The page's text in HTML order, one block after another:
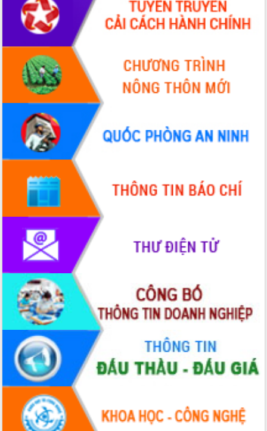
Tập huấn ứng dụng trí tuệ nhân tạo (AI)
trong thương mại điện tử năm 2026
Đoàn đại biểu Quốc hội tỉnh Đắk Lắk
trao đổi thông tin trước Kỳ họp thứ
nhất, Quốc hội khóa XVI
Quyết liệt cải cách hành chính, khơi
thông nguồn lực phát triển
Nâng cao hiệu lực, hiệu quả HĐND
tỉnh thông qua hiện đại hóa hành chính
Xã Ea Phê gắn cải cách hành chính với
chuyển đổi số
Phó Chủ tịch Thường trực UBND tỉnh
Hồ Thị Nguyên Thảo làm việc tại Trung
tâm Phục vụ hành chính công xã Ea
Xây dựng nền hành chính số đồng
hành cùng nông dân dân, doanh nghiệp
Giai đoạn 2026-2030, Đắk Lắk phấn
đấu có 77% xã đạt chuẩn nông thôn
Chuyển đổi số 'mở đường' cho nông
nghiệp Đắk Lắk tăng trưởng bứt phá
Triển khai đồng bộ đo đạc, lập hồ sơ
địa chính, hoàn thiện cơ sở dữ liệu đất
Ứng dụng sinh trắc học - Bước tiến
trong hành trình chuyển đổi số tại Đắk
Lắk
Đắk Lắk nâng cao hiệu quả công tác
Đảng từ Sổ tay đảng viên điện tử
Đắk Lắk đẩy mạnh nuôi biển công
nghệ, hướng tới phát triển thủy sản
bền vững